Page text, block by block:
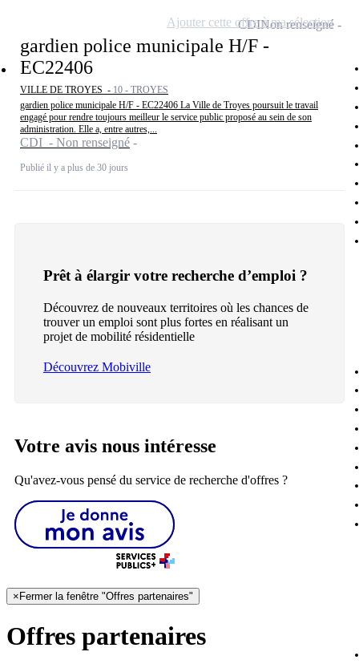
gardien police municipale H/F -
EC22406
VILLE DE TROYES - 10 - TROYES
gardien police municipale H/F - EC22406 La Ville de Troyes poursuit le travail
engagé pour rendre toujours meilleur le service public proposé au sein de son
administration. Elle a, entre autres,...
CDI - Non renseigné
Publié il y a plus de 30 jours
CDINon renseigné
Ajouter cette offre à ma sélection
Prêt à élargir votre recherche d’emploi ?
Découvrez de nouveaux territoires où les chances de
trouver un emploi sont plus fortes en réalisant un
projet de mobilité résidentielle
Découvrez Mobiville
Votre avis nous intéresse
Qu'avez-vous pensé du service de recherche d'offres ?
× Fermer la fenêtre "Offres partenaires"
Offres partenaires